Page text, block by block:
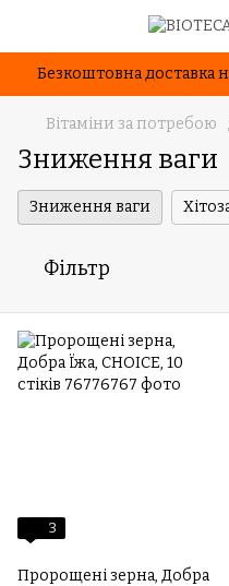
Безкоштовна доставка
Вітаміни за потребою
Зниження ваги
Зниження ваги
Фільтр
3
Пророщені зерна, Добра